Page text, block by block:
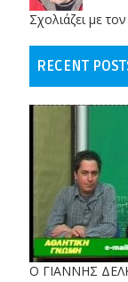
Σχολιάζει με
RECENT
Ο ΓΙΑΝΝΗΣ